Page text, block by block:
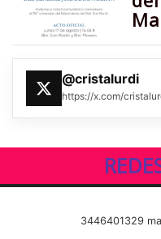
@cristalurdi
https://x.com/
3446401329